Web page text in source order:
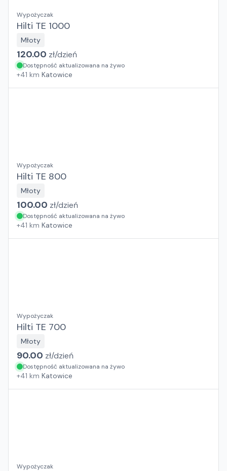
Wypożyczak
Hilti TE 1000
Młoty
120.00 zł/dzień
Dostępność aktualizowana na żywo
+41 km Katowice
Wypożyczak
Hilti TE 800
Młoty
100.00 zł/dzień
Dostępność aktualizowana na żywo
+41 km Katowice
Wypożyczak
Hilti TE 700
Młoty
90.00 zł/dzień
Dostępność aktualizowana na żywo
+41 km Katowice
Wypożyczak